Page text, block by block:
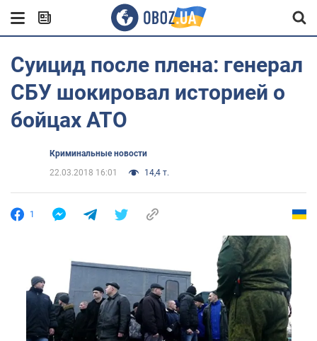
Суицид после плена: генерал
СБУ шокировал историей о
бойцах АТО
Криминальные новости
22.03.2018 16:01
14,4 т.
1